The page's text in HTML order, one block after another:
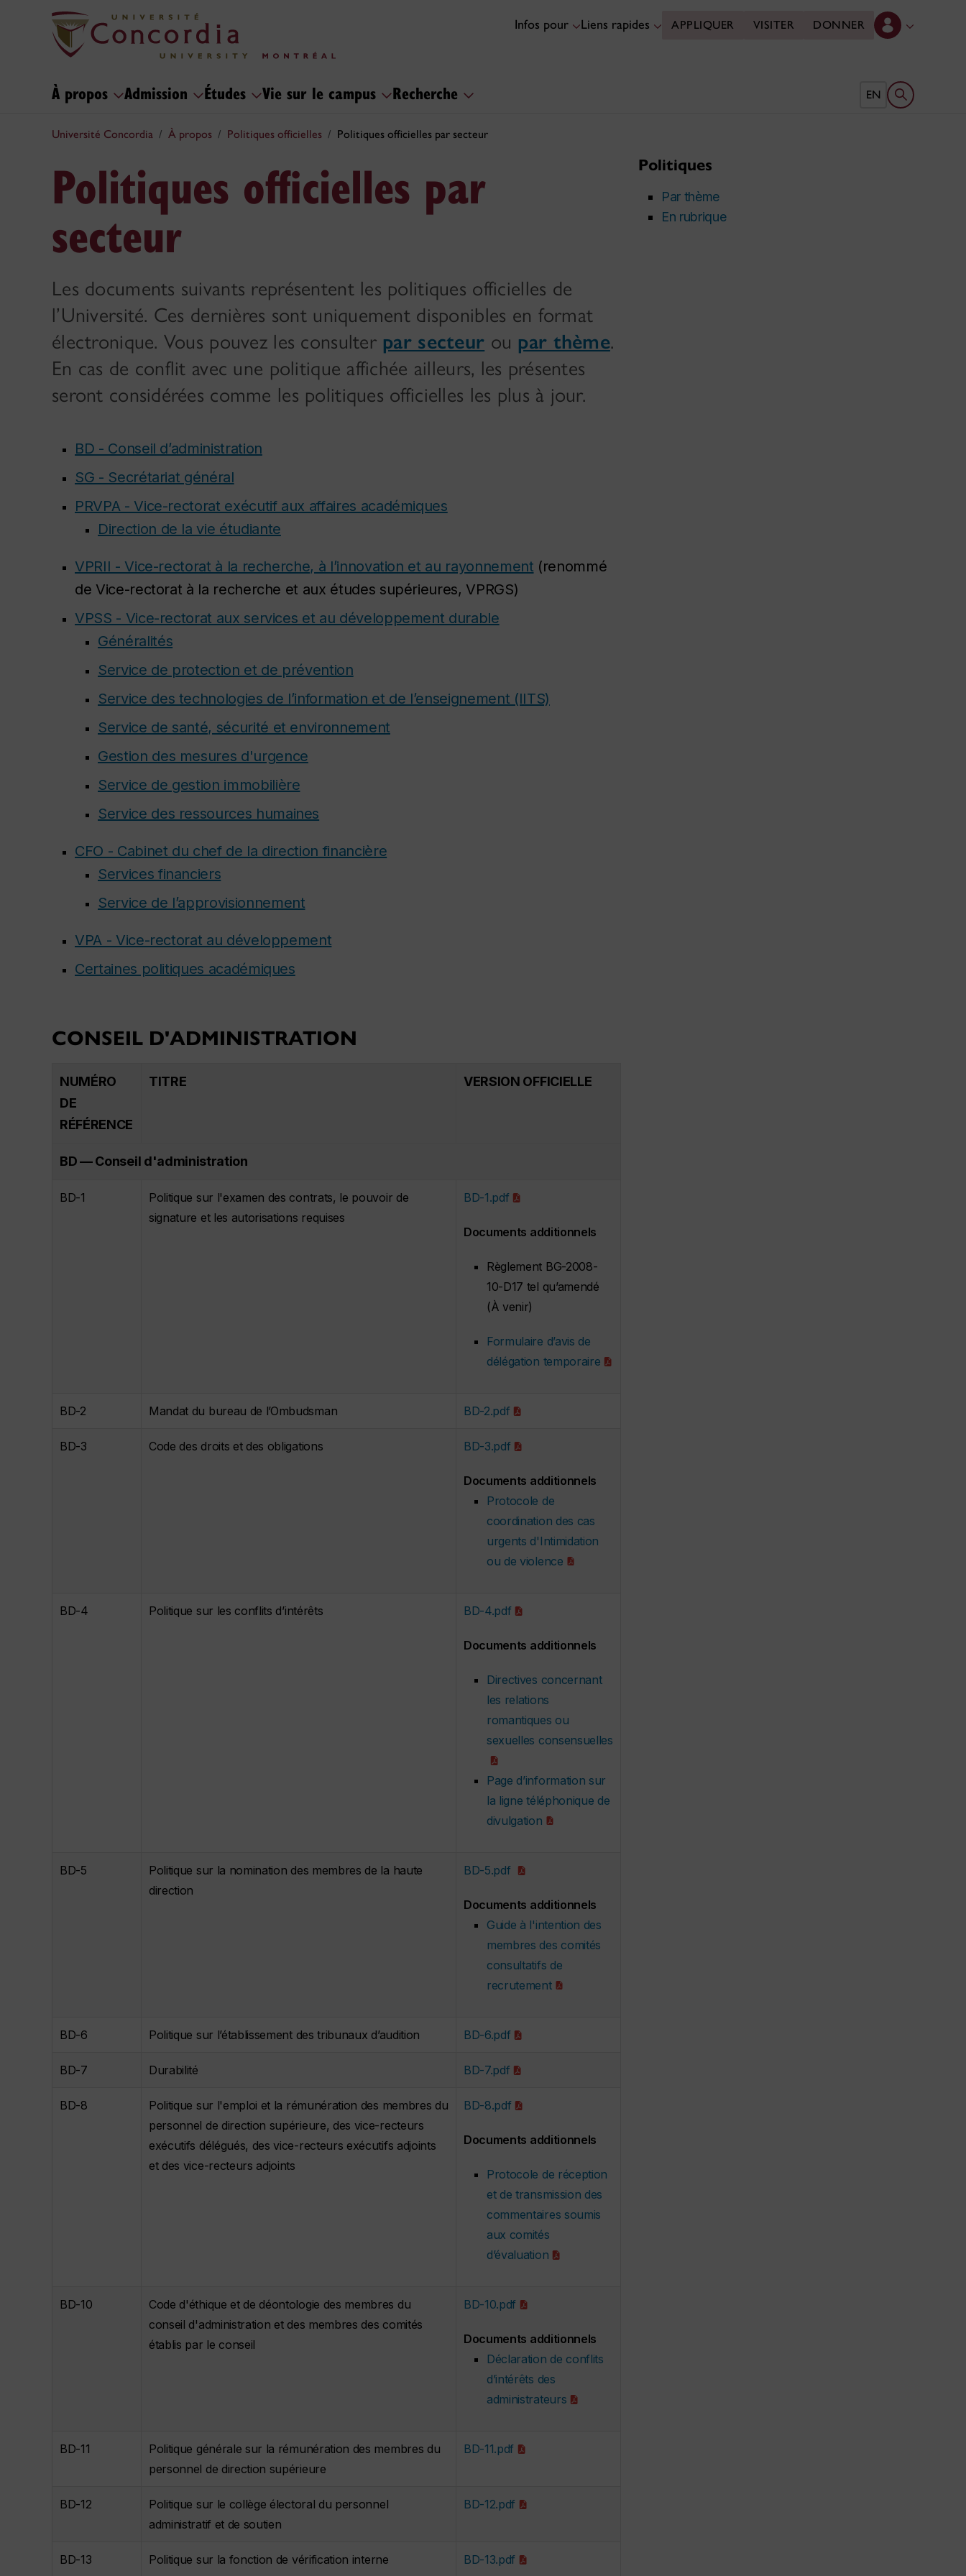
Infos pour Liens rapides APPLIQUER VISITER DONNER
À propos Admission Études Vie sur le campus Recherche EN Ouvrir le
Université Concordia À propos Politiques officielles Politiques officielles par secteur
Politiques officielles par
secteur
Les documents suivants représentent les politiques officielles de
l’Université. Ces dernières sont uniquement disponibles en format
électronique. Vous pouvez les consulter par secteur ou par thème.
En cas de conflit avec une politique affichée ailleurs, les présentes
seront considérées comme les politiques officielles les plus à jour.
BD - Conseil d’administration
SG - Secrétariat général
PRVPA - Vice-rectorat exécutif aux affaires académiques
Direction de la vie étudiante
VPRII - Vice-rectorat à la recherche, à l’innovation et au rayonnement (renommé
de Vice-rectorat à la recherche et aux études supérieures, VPRGS)
VPSS - Vice-rectorat aux services et au développement durable
Généralités
Service de protection et de prévention
Service des technologies de l’information et de l’enseignement (IITS)
Service de santé, sécurité et environnement
Gestion des mesures d'urgence
Service de gestion immobilière
Service des ressources humaines
CFO - Cabinet du chef de la direction financière
Services financiers
Service de l’approvisionnement
VPA - Vice-rectorat au développement
Certaines politiques académiques
CONSEIL D'ADMINISTRATION
NUMÉRO
DE
RÉFÉRENCE
TITRE VERSION OFFICIELLE
BD — Conseil d'administration
BD-1
Politique sur l'examen des contrats, le pouvoir de
signature et les autorisations requises
BD-1.pdf
Documents additionnels
Règlement BG-2008-
10-D17 tel qu’amendé
(À venir)
Formulaire d’avis de
délégation temporaire
BD-2 Mandat du bureau de l’Ombudsman BD-2.pdf
BD-3 Code des droits et des obligations BD-3.pdf
Documents additionnels
Protocole de
coordination des cas
urgents d'Intimidation
ou de violence
BD-4 Politique sur les conflits d’intérêts BD-4.pdf
Documents additionnels
Directives concernant
les relations
romantiques ou
sexuelles consensuelles
Page d’information sur
la ligne téléphonique de
divulgation
BD-5
Politique sur la nomination des membres de la haute
direction
BD-5.pdf
Documents additionnels
Guide à l'intention des
membres des comités
consultatifs de
recrutement
BD-6 Politique sur l’établissement des tribunaux d’audition BD-6.pdf
BD-7 Durabilité BD-7.pdf
BD-8
Politique sur l'emploi et la rémunération des membres du
personnel de direction supérieure, des vice-recteurs
exécutifs délégués, des vice-recteurs exécutifs adjoints
et des vice-recteurs adjoints
BD-8.pdf
Documents additionnels
Protocole de réception
et de transmission des
commentaires soumis
aux comités
d’évaluation
BD-10
Code d'éthique et de déontologie des membres du
conseil d'administration et des membres des comités
établis par le conseil
BD-10.pdf
Documents additionnels
Déclaration de conflits
d’intérêts des
administrateurs
BD-11
Politique générale sur la rémunération des membres du
personnel de direction supérieure
BD-11.pdf
BD-12
Politique sur le collège électoral du personnel
administratif et de soutien
BD-12.pdf
BD-13 Politique sur la fonction de vérification interne BD-13.pdf
Politiques
Par thème
En rubrique